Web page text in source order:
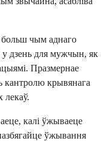
чым аднаго
дзень для мужчын, як
Празмернае
крывянага
лекаў.
калі ўжываеце
ўжывання